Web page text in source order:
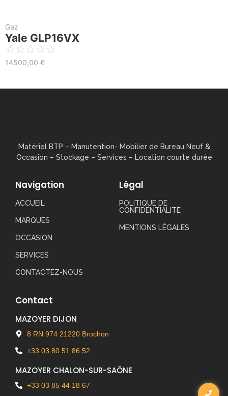
Gaz
Yale GLP16VX
☆☆☆☆☆
14500,00 €
Matériel BTP – Manutention- Mobilier de Bureau Neuf &
Occasion – Stockage – Services – Location courte durée
Navigation
ACCUEIL
MARQUES
OCCASION
SERVICES
CONTACTEZ-NOUS
Légal
POLITIQUE DE
CONFIDENTIALITÉ
MENTIONS LÉGALES
Contact
MAZOYER DIJON
8 RN 974 21220 Brochon
+33 03 80 51 86 52
MAZOYER CHALON-SUR-SAÔNE
+33 03 85 44 18 67